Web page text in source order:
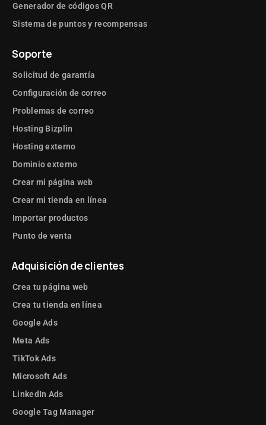
Generador de códigos QR
Sistema de puntos y recompensas
Soporte
Solicitud de garantía
Configuración de correo
Problemas de correo
Hosting Bizplin
Hosting externo
Dominio externo
Crear mi página web
Crear mi tienda en línea
Importar productos
Punto de venta
Adquisición de clientes
Crea tu página web
Crea tu tienda en línea
Google Ads
Meta Ads
TikTok Ads
Microsoft Ads
LinkedIn Ads
Google Tag Manager